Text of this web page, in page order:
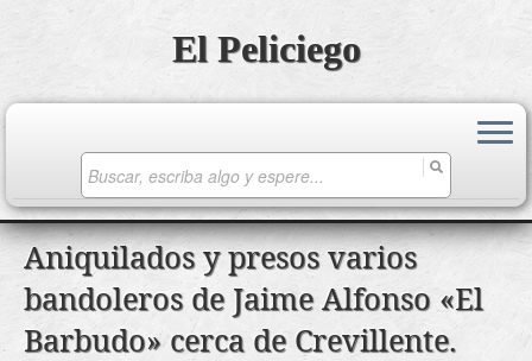
Saltar
contenido
El Peliciego
Aniquilados y presos varios
bandoleros de Jaime Alfonso «El
Barbudo» cerca de Crevillente.